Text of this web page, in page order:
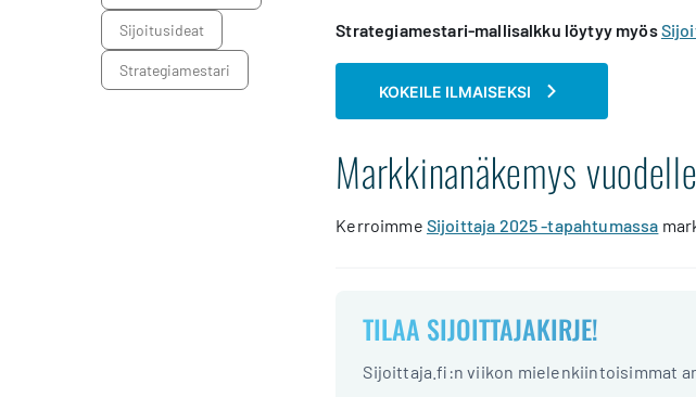
sijoitusideat
Strategiamestari
Strategiamestari-mallisalkku löytyy myös
KOKEILE ILMAISEKSI
Markkinanäkemys
Kerroimme Sijoittaja 2025 -tapahtumassa
TILAA SIJOITTAJAKIRJE!
Sijoittaja.fi:n viikon mielenkiintoisimmat